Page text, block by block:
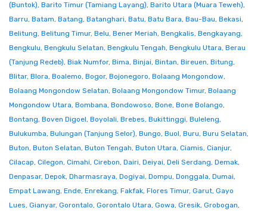
(Buntok), Barito Timur (Tamiang Layang), Barito Utara (Muara Teweh),
Barru, Batam, Batang, Batanghari, Batu, Batu Bara, Bau-Bau, Bekasi,
Belitung, Belitung Timur, Belu, Bener Meriah, Bengkalis, Bengkayang,
Bengkulu, Bengkulu Selatan, Bengkulu Tengah, Bengkulu Utara, Berau
(Tanjung Redeb), Biak Numfor, Bima, Binjai, Bintan, Bireuen, Bitung,
Blitar, Blora, Boalemo, Bogor, Bojonegoro, Bolaang Mongondow,
Bolaang Mongondow Selatan, Bolaang Mongondow Timur, Bolaang
Mongondow Utara, Bombana, Bondowoso, Bone, Bone Bolango,
Bontang, Boven Digoel, Boyolali, Brebes, Bukittinggi, Buleleng,
Bulukumba, Bulungan (Tanjung Selor), Bungo, Buol, Buru, Buru Selatan,
Buton, Buton Selatan, Buton Tengah, Buton Utara, Ciamis, Cianjur,
Cilacap, Cilegon, Cimahi, Cirebon, Dairi, Deiyai, Deli Serdang, Demak,
Denpasar, Depok, Dharmasraya, Dogiyai, Dompu, Donggala, Dumai,
Empat Lawang, Ende, Enrekang, Fakfak, Flores Timur, Garut, Gayo
Lues, Gianyar, Gorontalo, Gorontalo Utara, Gowa, Gresik, Grobogan,